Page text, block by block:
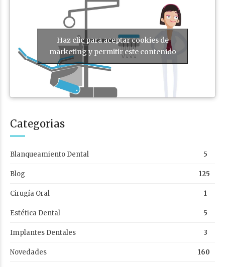
Haz clic para aceptar cookies de
marketing y permitir este contenido
Categorias
Blanqueamiento Dental 5
Blog 125
Cirugía Oral 1
Estética Dental 5
Implantes Dentales 3
Novedades 160